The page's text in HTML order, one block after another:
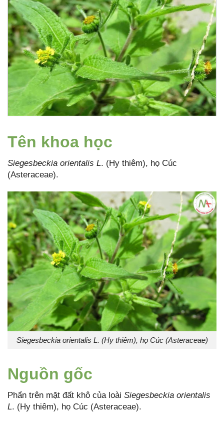
Tên khoa học
Siegesbeckia orientalis L. (Hy thiêm), họ Cúc
(Asteraceae).
Siegesbeckia orientalis L. (Hy thiêm), họ Cúc (Asteraceae)
Nguồn gốc
Phẩn trên mặt đất khô của loài Siegesbeckia orientalis
L. (Hy thiêm), họ Cúc (Asteraceae).